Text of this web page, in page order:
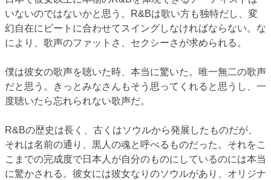
いないのではないかと思う。R&Bは歌い方も独特だし、変
幻自在にビートに合わせてスイングしなければならない。な
により、歌声のファットさ、セクシーさが求められる。
僕は彼女の歌声を聴いた時、本当に驚いた。唯一無二の歌声
だと思う。きっとみなさんもそう思ってくれると思うし、一
度聴いたら忘れられない歌声だ。
R&Bの歴史は長く、古くはソウルから発展したものだが、
それは名前の通り、黒人の魂と呼べるものだった。それをこ
こまでの完成度で日本人が自分のものにしているのには本当
に驚かされる。彼女には彼女なりのソウルがあり、オリジナ